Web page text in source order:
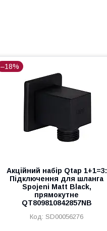
–18%
Акційний набір Qtap 1+1=3:
Підключення для шланга
Spojeni Matt Black,
прямокутне
QT809810842857NB
SD00056276